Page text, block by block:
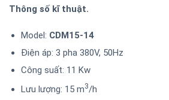
Thông số kĩ thuật.
Model: CDM15-14
Điện áp: 3 pha 380V, 50Hz
Công suất: 11 Kw
Lưu lượng: 15 m3/h